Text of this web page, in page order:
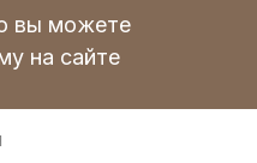
вы можете
на сайте